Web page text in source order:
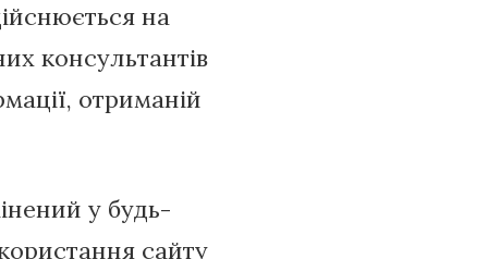
на
консультантів
отриманій
у будь-
сайту